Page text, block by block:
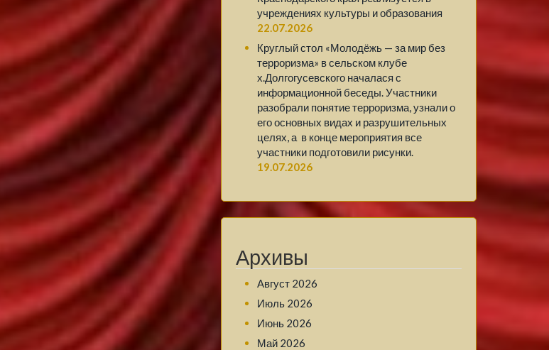
учреждениях культуры и образования
22.07.2026
Круглый стол «Молодёжь — за мир без
терроризма» в сельском клубе
х.Долгогусевского началася с
информационной беседы. Участники
разобрали понятие терроризма, узнали о
его основных видах и разрушительных
целях, а в конце мероприятия все
участники подготовили рисунки.
19.07.2026
Архивы
Август 2026
Июль 2026
Июнь 2026
Май 2026